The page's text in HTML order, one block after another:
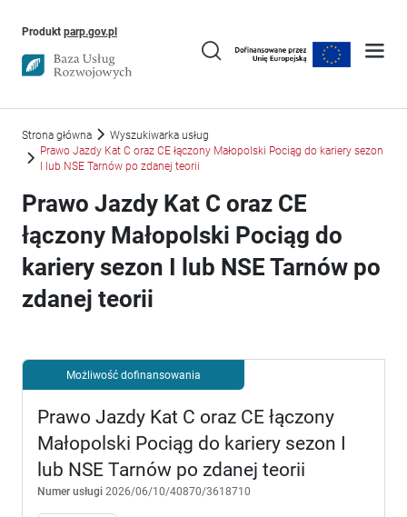
Produkt parp.gov.plUwaga, link otworzy się w nowym oknie
Strona główna
Wyszukiwarka usług
Prawo Jazdy Kat C oraz CE łączony Małopolski Pociąg do kariery sezon
I lub NSE Tarnów po zdanej teorii
Prawo Jazdy Kat C oraz CE
łączony Małopolski Pociąg do
kariery sezon I lub NSE Tarnów po
zdanej teorii
Możliwość dofinansowania
Prawo Jazdy Kat C oraz CE łączony
Małopolski Pociąg do kariery sezon I
lub NSE Tarnów po zdanej teorii
Numer usługi 2026/06/10/40870/3618710